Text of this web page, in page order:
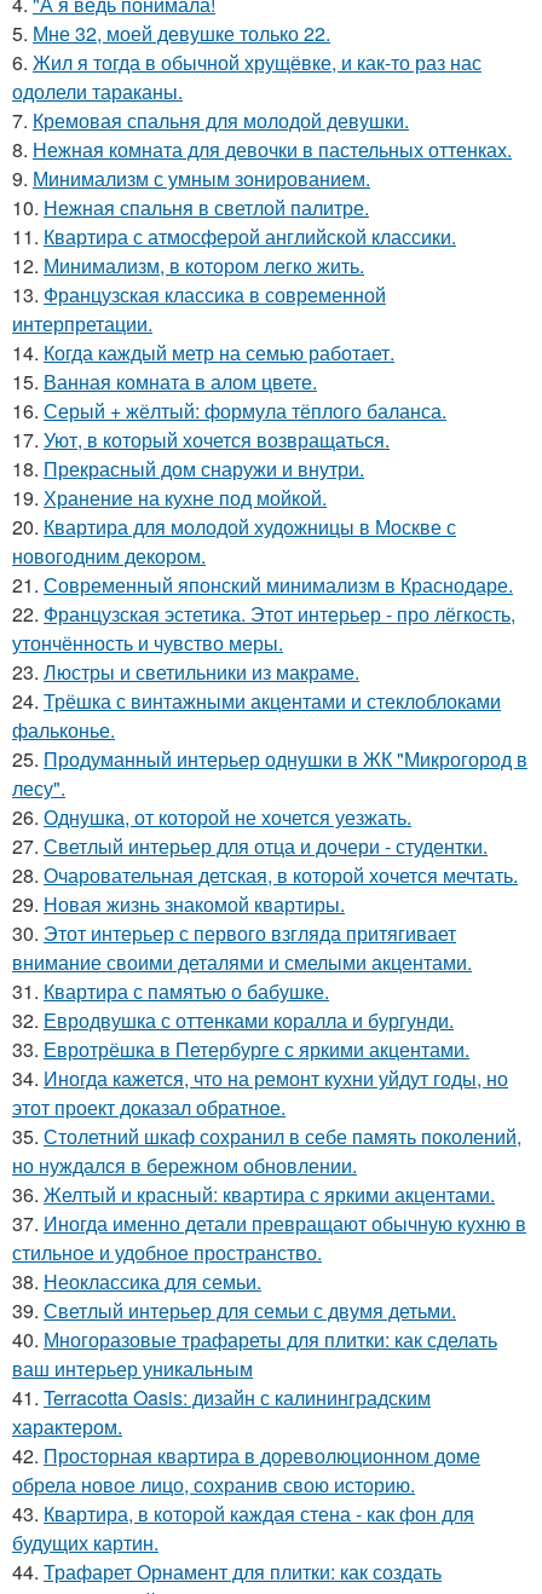
5. Мне 32, моей девушке только 22.
6. Жил я тогда в обычной хрущёвке, и как-то раз нас
одолели тараканы.
7. Кремовая спальня для молодой девушки.
8. Нежная комната для девочки в пастельных оттенках.
9. Минимализм с умным зонированием.
10. Нежная спальня в светлой палитре.
11. Квартира с атмосферой английской классики.
12. Минимализм, в котором легко жить.
13. Французская классика в современной
интерпретации.
14. Когда каждый метр на семью работает.
15. Ванная комната в алом цвете.
16. Серый + жёлтый: формула тёплого баланса.
17. Уют, в который хочется возвращаться.
18. Прекрасный дом снаружи и внутри.
19. Хранение на кухне под мойкой.
20. Квартира для молодой художницы в Москве с
новогодним декором.
21. Современный японский минимализм в Краснодаре.
22. Французская эстетика. Этот интерьер - про лёгкость,
утончённость и чувство меры.
23. Люстры и светильники из макраме.
24. Трёшка с винтажными акцентами и стеклоблоками
фальконье.
25. Продуманный интерьер однушки в ЖК "Микрогород в
лесу".
26. Однушка, от которой не хочется уезжать.
27. Светлый интерьер для отца и дочери - студентки.
28. Очаровательная детская, в которой хочется мечтать.
29. Новая жизнь знакомой квартиры.
30. Этот интерьер с первого взгляда притягивает
внимание своими деталями и смелыми акцентами.
31. Квартира с памятью о бабушке.
32. Евродвушка с оттенками коралла и бургунди.
33. Евротрёшка в Петербурге с яркими акцентами.
34. Иногда кажется, что на ремонт кухни уйдут годы, но
этот проект доказал обратное.
35. Столетний шкаф сохранил в себе память поколений,
но нуждался в бережном обновлении.
36. Желтый и красный: квартира с яркими акцентами.
37. Иногда именно детали превращают обычную кухню в
стильное и удобное пространство.
38. Неоклассика для семьи.
39. Светлый интерьер для семьи с двумя детьми.
40. Многоразовые трафареты для плитки: как сделать
ваш интерьер уникальным
41. Terracotta Oasis: дизайн с калининградским
характером.
42. Просторная квартира в дореволюционном доме
обрела новое лицо, сохранив свою историю.
43. Квартира, в которой каждая стена - как фон для
будущих картин.
44. Трафарет Орнамент для плитки: как создать